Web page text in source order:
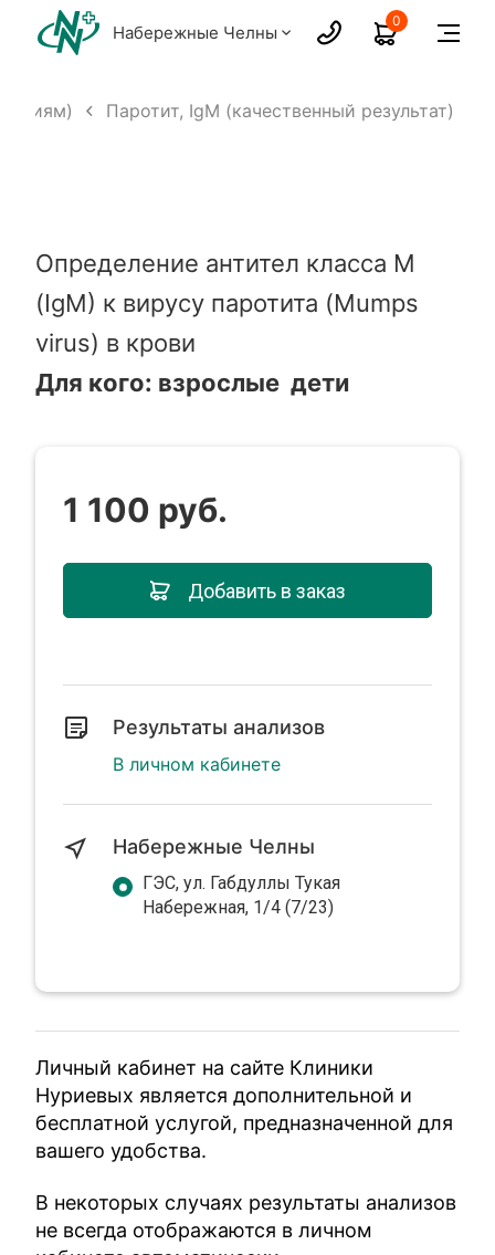
Набережные Челны
0
Паротит, IgМ (качественный результат)
Определение антител класса M
(IgM) к вирусу паротита (Mumps
virus) в крови
Для кого: взрослые дети
Личный кабинет на сайте Клиники
Нуриевых является дополнительной и
бесплатной услугой, предназначенной для
вашего удобства.
В некоторых случаях результаты анализов
не всегда отображаются в личном
1 100 руб.
Добавить в заказ
Результаты анализов
В личном кабинете
Набережные Челны
ГЭС, ул. Габдуллы Тукая
Набережная, 1/4 (7/23)